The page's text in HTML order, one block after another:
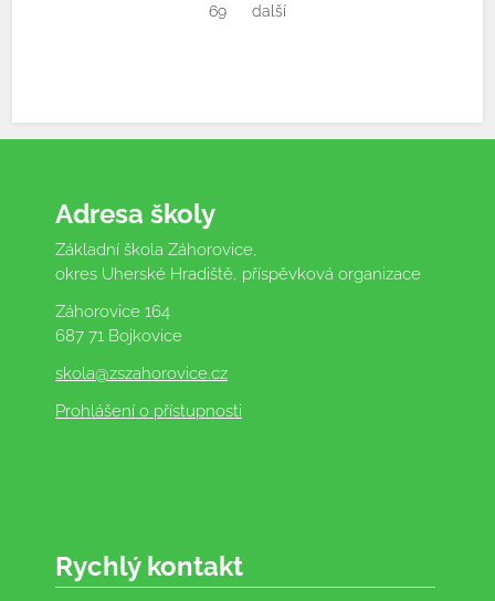
69 další
Adresa školy
Základní škola Záhorovice,
okres Uherské Hradiště, příspěvková organizace
Záhorovice 164
687 71 Bojkovice
skola@zszahorovice.cz
Prohlášení o přístupnosti
Rychlý kontakt